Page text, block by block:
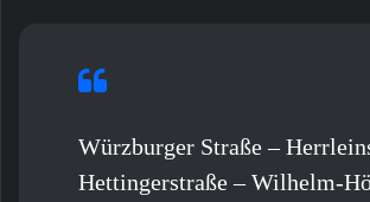
Würzburger Straße –
Hettingerstraße – Wilhelm-